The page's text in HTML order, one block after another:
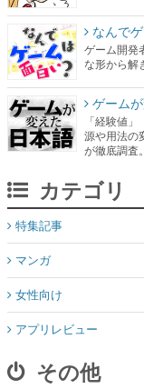
なんで
ゲーム開発
な形から解
ゲーム
「経験値
源や用法の
が徹底調査。
カテゴリ
特集記事
マンガ
女性向け
アプリレビュー
その他